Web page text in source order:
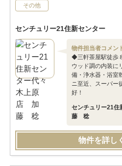
その他
センチュリー21住新センター
物件担当者コメン
◆三軒茶屋駅徒歩
ウッド調の内装に
備・浄水器・浴室
ニ至近、スーパー
好！
センチュリー21
藤 稔
物件を詳し